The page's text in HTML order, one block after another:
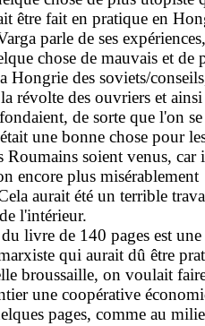
être fait en pratique en
parle de ses
chose de mauvais et de
Hongrie des soviets/
révolte des ouvriers et ainsi
de sorte que l'on se
une bonne chose pour
Roumains soient venus, car
encore plus misérablement
aurait été un terrible
l'intérieur.
livre de 140 pages est une
qui aurait dû être
broussaille, on voulait
une coopérative
pages, comme au